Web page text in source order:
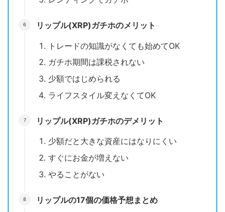
リップル(XRP)ガチホのメリット
トレードの知識がなくても始めてOK
ガチホ期間は課税されない
少額ではじめられる
ライフスタイル変えなくてOK
リップル(XRP)ガチホのデメリット
少額だと大きな資産にはなりにくい
すぐにお金が増えない
やることがない
リップルの17個の価格予想まとめ